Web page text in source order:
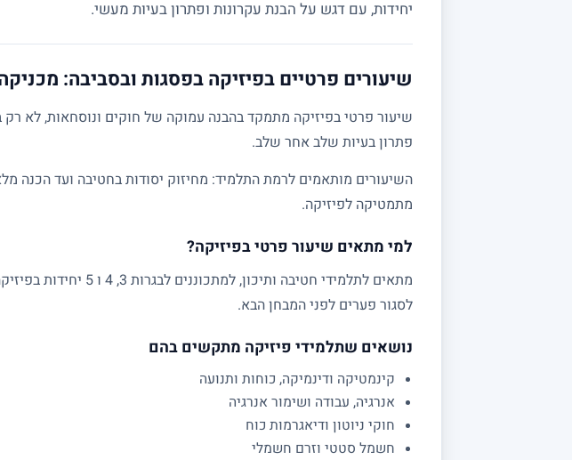
יחידות, עם דגש על הבנת עקרונות ופתרון בעיות מעשי.
שיעורים פרטיים בפיזיקה בפסגות ובסביבה:
שיעור פרטי בפיזיקה מתמקד בהבנה עמוקה של חוקים ונוסחאות, לא
פתרון בעיות שלב אחר שלב.
מתמטיקה לפיזיקה.
למי מתאים שיעור פרטי בפיזיקה?
מתאים לתלמידי
לסגור פערים לפני המבחן הבא.
נושאים שתלמידי פיזיקה מתקשים בהם
קינמטיקה ודינמיקה, כוחות ותנועה
אנרגיה, עבודה ושימור אנרגיה
חוקי ניוטון ודיאגרמות כוח
חשמל סטטי וזרם חשמלי